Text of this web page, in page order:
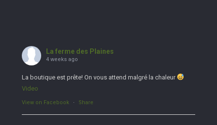
La ferme des Plaines
4 weeks ago
La boutique est prête! On vous attend malgré la chaleur
Video
View on Facebook · Share